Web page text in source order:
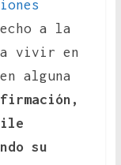
a la
a vivir en
alguna
su